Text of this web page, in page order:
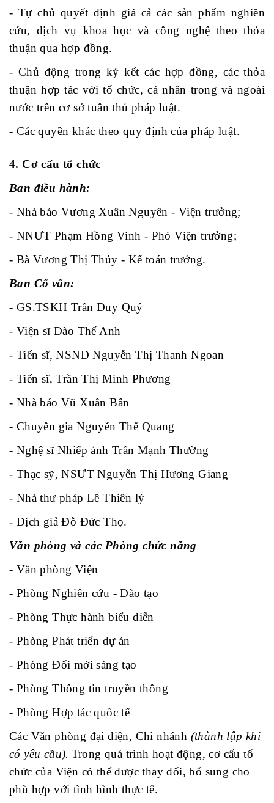
- Tự chủ quyết định giá cả các sản phẩm nghiên
cứu, dịch vụ khoa học và công nghệ theo thỏa
thuận qua hợp đồng.
- Chủ động trong ký kết các hợp đồng, các thỏa
thuận hợp tác với tổ chức, cá nhân trong và ngoài
nước trên cơ sở tuân thủ pháp luật.
- Các quyền khác theo quy định của pháp luật.
4. Cơ cấu tổ chức
Ban điều hành:
- Nhà báoVương Xuân Nguyên -Viện trưởng;
- NNƯT Phạm Hồng Vinh - Phó Viện trưởng;
- Bà Vương Thị Thủy - Kế toán trưởng.
Ban Cố vấn:
- GS.TSKH Trần Duy Quý
- Viện sĩ Đào Thế Anh
- Tiến sĩ, NSND Nguyễn Thị Thanh Ngoan
- Tiến sĩ, Trần Thị Minh Phương
- Nhà báo Vũ Xuân Bân
- Chuyên gia Nguyễn Thế Quang
- Nghệ sĩ Nhiếp ảnh Trần Mạnh Thường
- Thạc sỹ, NSƯT Nguyễn Thị Hương Giang
- Nhà thư pháp Lê Thiên lý
- Dịch giả Đỗ Đức Thọ.
Văn phòng và các Phòng chức năng
- Văn phòng Viện
- Phòng Nghiên cứu - Đào tạo
- Phòng Thực hành biểu diễn
- Phòng Phát triển dự án
- Phòng Đổi mới sáng tạo
- Phòng Thông tin truyền thông
- Phòng Hợp tác quốc tế
Các Văn phòng đại diện, Chi nhánh (thành lập khi
có yêu cầu). Trong quá trình hoạt động, cơ cấu tổ
chức của Viện có thể được thay đổi, bổ sung cho
phù hợp với tình hình thực tế.